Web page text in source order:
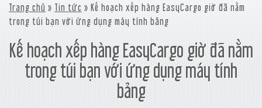
Trang chủ » Tin tức » Kế hoạch xếp hàng EasyCargo giờ đã nằm
trong túi bạn với ứng dụng máy tính bảng
Kế hoạch xếp hàng EasyCargo giờ đã nằm
trong túi bạn với ứng dụng máy tính
bảng